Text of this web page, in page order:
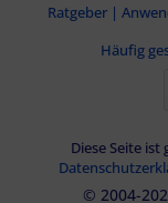
Ratgeber |
Häufig
Diese Seite ist
© 2004-